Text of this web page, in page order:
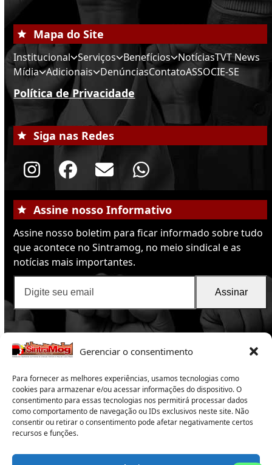
Gerenciar o consentimento
Para fornecer as melhores experiências, usamos tecnologias como
cookies para armazenar e/ou acessar informações do dispositivo. O
consentimento para essas tecnologias nos permitirá processar dados
como comportamento de navegação ou IDs exclusivos neste site. Não
consentir ou retirar o consentimento pode afetar negativamente certos
recursos e funções.
Mapa do Site
Institucional Serviços Benefícios NotíciasTVT News
Mídia Adicionais DenúnciasContatoASSOCIE-SE
Política de Privacidade
Siga nas Redes
Instagram
Facebook
EmailWhatsapp
Assine nosso Informativo
Assine nosso boletim para ficar informado sobre tudo
que acontece no Sintramog, no meio sindical e as
notícias mais importantes.
seu
email
Assinar
SintraMog2025 -Sindicato dos Trabalhadores nas
Indústrias da Construção e do Mobiliário de Mogi das